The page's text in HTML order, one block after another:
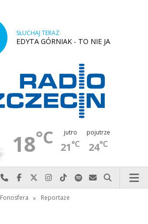
SŁUCHAJ TERAZ
EDYTA GÓRNIAK - TO NIE JA
18°C jutro
21°C
pojutrze
24°C
Najlepiej po prostu do nas zadzwoń
Odwiedź nas na Facebook-u
Odwiedź nas na X
Odwiedź nas na Instagram-ie
Odwiedź nas na TikTok-u
Szukaj nas na Spotify
Wyślij do nas
Szukaj
Fonosfera » Reportaże